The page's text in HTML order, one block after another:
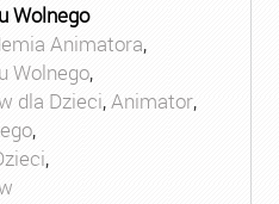
Wolnego
Animatora,
Wolnego,
dla Dzieci,Animator,
,
,